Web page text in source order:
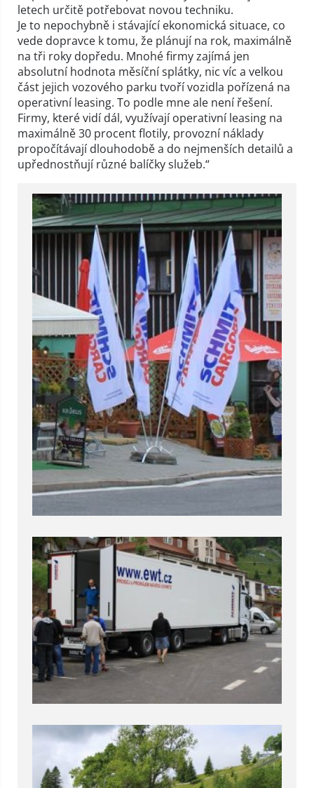
letech určitě potřebovat novou techniku.
Je to nepochybně i stávající ekonomická situace, co
vede dopravce k tomu, že plánují na rok, maximálně
na tři roky dopředu. Mnohé firmy zajímá jen
absolutní hodnota měsíční splátky, nic víc a velkou
část jejich vozového parku tvoří vozidla pořízená na
operativní leasing. To podle mne ale není řešení.
Firmy, které vidí dál, využívají operativní leasing na
maximálně 30 procent flotily, provozní náklady
propočítávají dlouhodobě a do nejmenších detailů a
upřednostňují různé balíčky služeb.“